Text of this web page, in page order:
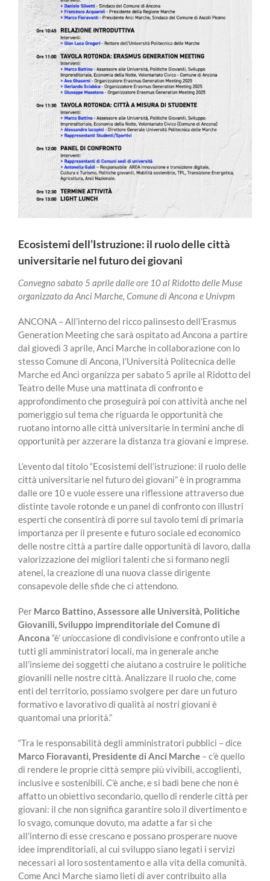
Ecosistemi dell’Istruzione: il ruolo delle città
universitarie nel futuro dei giovani
Convegno sabato 5 aprile dalle ore 10 al Ridotto delle Muse
organizzato da Anci Marche, Comune di Ancona e Univpm
ANCONA – All’interno del ricco palinsesto dell’Erasmus
Generation Meeting che sarà ospitato ad Ancona a partire
dal giovedì 3 aprile, Anci Marche in collaborazione con lo
stesso Comune di Ancona, l’Università Politecnica delle
Marche ed Anci organizza per sabato 5 aprile al Ridotto del
Teatro delle Muse una mattinata di confronto e
approfondimento che proseguirà poi con attività anche nel
pomeriggio sul tema che riguarda le opportunità che
ruotano intorno alle città universitarie in termini anche di
opportunità per azzerare la distanza tra giovani e imprese.
L’evento dal titolo “Ecosistemi dell’istruzione: il ruolo delle
città universitarie nel futuro dei giovani” è in programma
dalle ore 10 e vuole essere una riflessione attraverso due
distinte tavole rotonde e un panel di confronto con illustri
esperti che consentirà di porre sul tavolo temi di primaria
importanza per il presente e futuro sociale ed economico
delle nostre città a partire dalle opportunità di lavoro, dalla
valorizzazione dei migliori talenti che si formano negli
atenei, la creazione di una nuova classe dirigente
consapevole delle sfide che ci attendono.
Per Marco Battino, Assessore alle Università, Politiche
Giovanili, Sviluppo imprenditoriale del Comune di
Ancona “è’ un’occasione di condivisione e confronto utile a
tutti gli amministratori locali, ma in generale anche
all’insieme dei soggetti che aiutano a costruire le politiche
giovanili nelle nostre città. Analizzare il ruolo che, come
enti del territorio, possiamo svolgere per dare un futuro
formativo e lavorativo di qualità ai nostri giovani è
quantomai una priorità.”
“Tra le responsabilità degli amministratori pubblici – dice
Marco Fioravanti, Presidente di Anci Marche – c’è quello
di rendere le proprie città sempre più vivibili, accoglienti,
inclusive e sostenibili. C’è anche, e si badi bene che non è
affatto un obiettivo secondario, quello di renderle città per
giovani: il che non significa garantire solo il divertimento e
lo svago, comunque dovuto, ma adatte a far sì che
all’interno di esse crescano e possano prosperare nuove
idee imprenditoriali, al cui sviluppo siano legati i servizi
necessari al loro sostentamento e alla vita della comunità.
Come Anci Marche siamo lieti di aver contribuito alla